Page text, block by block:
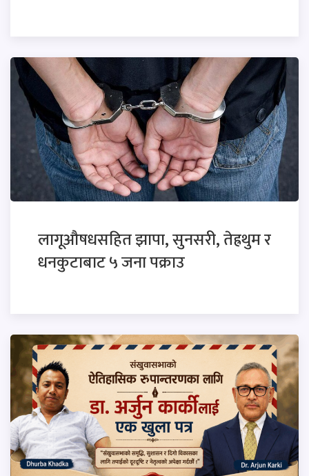
लागूऔषधसहित झापा, सुनसरी, तेह्रथुम र
धनकुटाबाट ५ जना पक्राउ